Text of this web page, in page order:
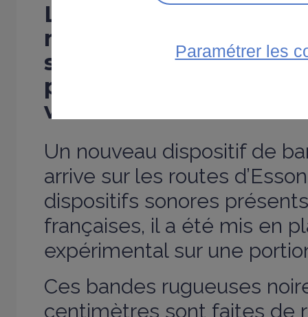
L’Essonne vient de
nouveaux dispositifs
sur les routes
prévenir les collisions
véhicules.
Un nouveau dispositif de
arrive sur les routes
dispositifs sonores
françaises, il a été mis en
expérimental sur une
Ces bandes rugueuses
centimètres sont faites de
Paramétrer les